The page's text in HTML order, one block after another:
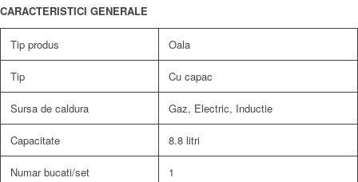
CARACTERISTICI GENERALE
Tip produs Oala
Tip Cu capac
Sursa de caldura Gaz, Electric, Inductie
Capacitate 8.8 litri
Numar bucati/set 1